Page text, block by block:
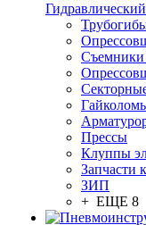
Съемники
Прессы
Клуппы
Запчасти
ЗИП
+ ЕЩЕ 8